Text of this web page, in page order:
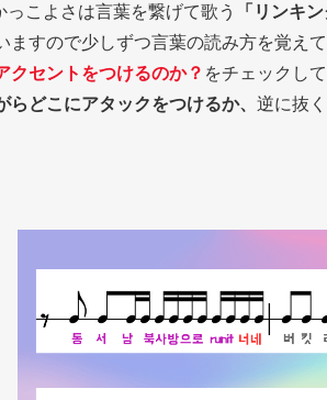
っこよさは言葉を繋げて歌う
「リンキ
ますので少しずつ言葉の読み方を覚えて
クセントをつけるのか？ をチェックし
らどこにアタックをつけるか、 逆に抜